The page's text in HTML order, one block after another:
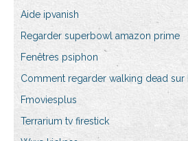
Aide ipvanish
Regarder superbowl amazon prime
Fenêtres psiphon
Comment regarder walking dead sur
Fmoviesplus
Terrarium tv firestick